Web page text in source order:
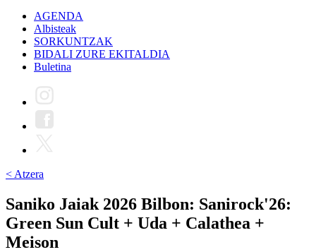
AGENDA
Albisteak
SORKUNTZAK
BIDALI ZURE EKITALDIA
Buletina
< Atzera
Saniko Jaiak 2026 Bilbon: Sanirock'26:
Green Sun Cult + Uda + Calathea +
Meison